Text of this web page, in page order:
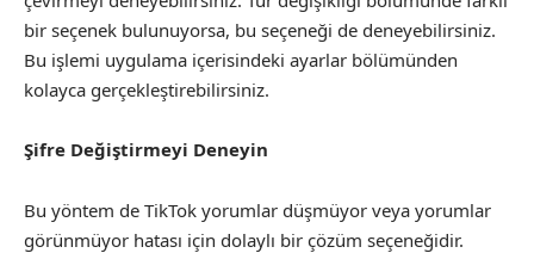
bir seçenek bulunuyorsa, bu seçeneği de deneyebilirsiniz.
Bu işlemi uygulama içerisindeki ayarlar bölümünden
kolayca gerçekleştirebilirsiniz.
Şifre Değiştirmeyi Deneyin
Bu yöntem de TikTok yorumlar düşmüyor veya yorumlar
görünmüyor hatası için dolaylı bir çözüm seçeneğidir.